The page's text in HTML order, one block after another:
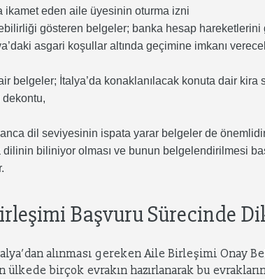
ikamet eden aile üyesinin oturma izni
gösteren belgeler; banka hesap
asgari koşullar altında geçimine imkanı
belgeler; İtalya’da konaklanılacak konuta dair
dil seviyesinin ispata yarar belgeler de
dilinin biliniyor olması ve bunun belgelendirilmesi
Başvuru Sürecinde
alınması gereken Aile Birleşimi Onay
ülkede birçok evrakın hazırlanarak bu